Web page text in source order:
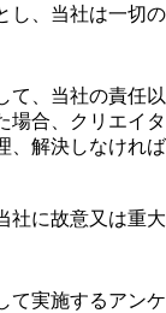
し、当社は一切の
て、当社の責任以
場合、クリエイタ
、解決しなければ
社に故意又は重大
て実施するアンケ